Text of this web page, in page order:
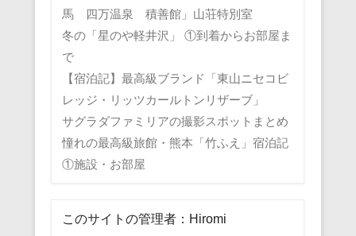
馬 四万温泉 積善館」山荘特別室
冬の「星のや軽井沢」 ①到着からお部屋ま
で
【宿泊記】最高級ブランド「東山ニセコビ
レッジ・リッツカールトンリザーブ」
サグラダファミリアの撮影スポットまとめ
憧れの最高級旅館・熊本「竹ふえ」宿泊記
①施設・お部屋
このサイトの管理者：Hiromi